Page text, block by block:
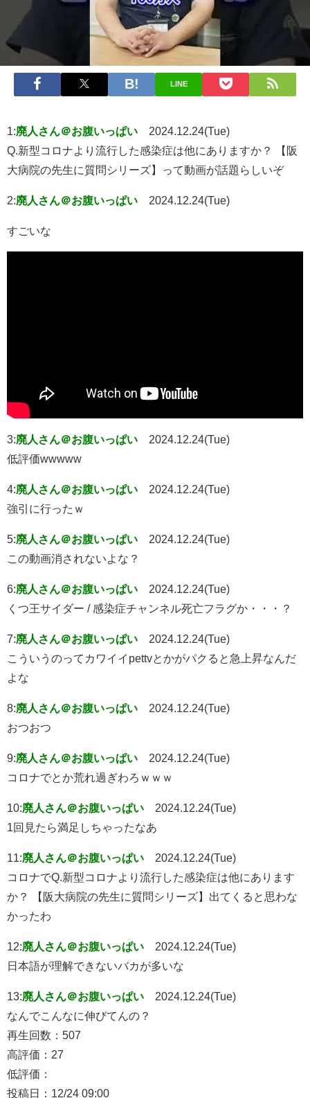
LINE
1:廃人さん＠お腹いっぱい
2024.12.24(Tue)
Q.新型コロナより流行した感染症は他にありますか？ 【阪
大病院の先生に質問シリーズ】って動画が話題らしいぞ
2:廃人さん＠お腹いっぱい 2024.12.24(Tue)
すごいな
3:廃人さん＠お腹いっぱい
2024.12.24(Tue)
低評価wwwww
4:廃人さん＠お腹いっぱい
2024.12.24(Tue)
強引に行ったｗ
5:廃人さん＠お腹いっぱい
2024.12.24(Tue)
この動画消されないよな？
6:廃人さん＠お腹いっぱい
2024.12.24(Tue)
くつ王サイダー / 感染症チャンネル死亡フラグか・・・？
7:廃人さん＠お腹いっぱい
2024.12.24(Tue)
こういうのってカワイイpettvとかがパクると急上昇なんだ
よな
8:廃人さん＠お腹いっぱい
2024.12.24(Tue)
おつおつ
9:廃人さん＠お腹いっぱい
2024.12.24(Tue)
コロナでとか荒れ過ぎわろｗｗｗ
10:廃人さん＠お腹いっぱい
2024.12.24(Tue)
1回見たら満足しちゃったなあ
11:廃人さん＠お腹いっぱい
2024.12.24(Tue)
コロナでQ.新型コロナより流行した感染症は他にあります
か？ 【阪大病院の先生に質問シリーズ】出てくると思わな
かったわ
12:廃人さん＠お腹いっぱい
2024.12.24(Tue)
日本語が理解できないバカが多いな
13:廃人さん＠お腹いっぱい
2024.12.24(Tue)
なんでこんなに伸びてんの？
再生回数：507
高評価：27
低評価：
投稿日：12/24 09:00